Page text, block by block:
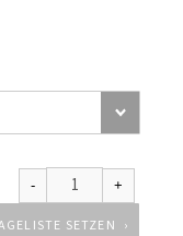
SETZEN